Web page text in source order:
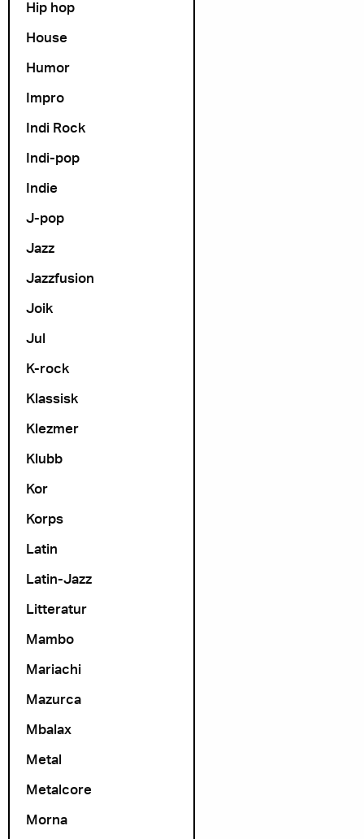
Hip hop
House
Humor
Impro
Indi Rock
Indi-pop
Indie
J-pop
Jazz
Jazzfusion
Joik
Jul
K-rock
Klassisk
Klezmer
Klubb
Kor
Korps
Latin
Latin-Jazz
Litteratur
Mambo
Mariachi
Mazurca
Mbalax
Metal
Metalcore
Morna